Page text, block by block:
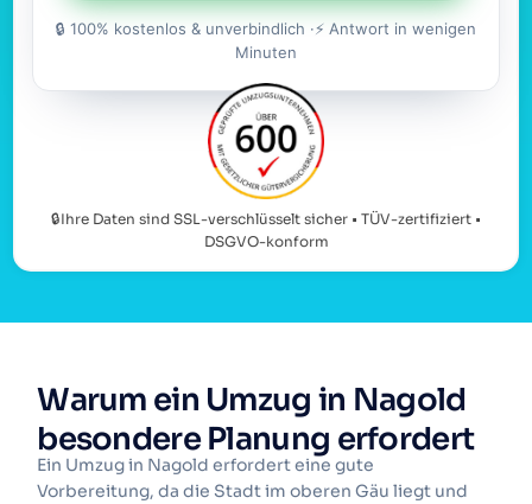
🔒 100% kostenlos & unverbindlich ·⚡ Antwort in wenigen
Minuten
🔒Ihre Daten sind SSL-verschlüsselt sicher • TÜV-zertifiziert •
DSGVO-konform
Warum ein Umzug in Nagold
besondere Planung erfordert
Ein Umzug in Nagold erfordert eine gute
Vorbereitung, da die Stadt im oberen Gäu liegt und